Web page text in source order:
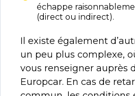
échappe
(direct ou indirect).
Il existe également
un peu plus complexe,
vous renseigner auprès
Europcar. En cas de